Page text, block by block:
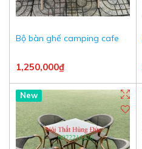
Bộ bàn ghế camping cafe
1,250,000₫
New